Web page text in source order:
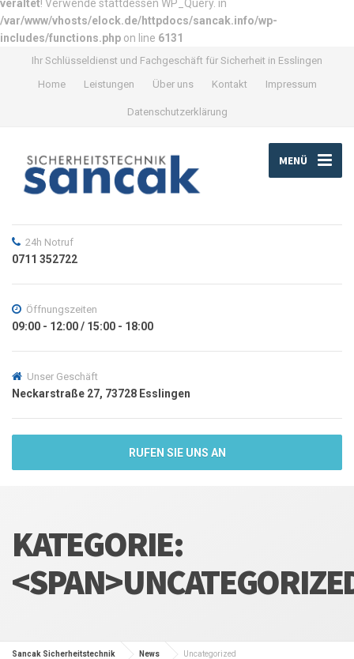
veraltet! Verwende stattdessen WP_Query. in
/var/www/vhosts/elock.de/httpdocs/sancak.info/wp-
includes/functions.php on line 6131
Ihr Schlüsseldienst und Fachgeschäft für Sicherheit in Esslingen
Home
Leistungen Über uns Kontakt Impressum
Datenschutzerklärung
MENÜ
24h Notruf
0711 352722
Öffnungszeiten
09:00 - 12:00 / 15:00 - 18:00
Unser Geschäft
Neckarstraße 27, 73728 Esslingen
RUFEN SIE UNS AN
KATEGORIE:
Sancak Sicherheitstechnik News Uncategorized